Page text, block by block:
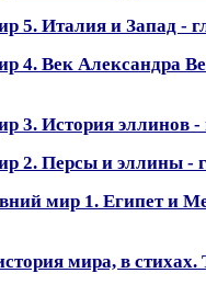
5. Италия и Запад -
4. Век Александра
3. История эллинов -
2. Персы и эллины -
мир 1. Египет и
мира, в